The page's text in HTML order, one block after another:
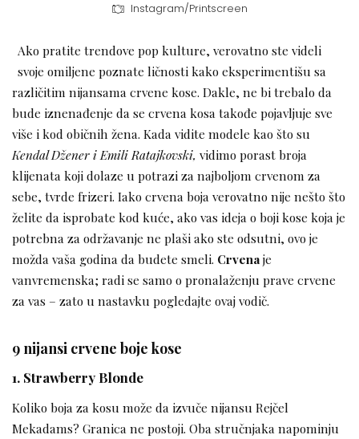
Instagram/Printscreen
Ako pratite trendove pop kulture, verovatno ste videli
svoje omiljene poznate ličnosti kako eksperimentišu sa
različitim nijansama crvene kose. Dakle, ne bi trebalo da
bude iznenađenje da se crvena kosa takođe pojavljuje sve
više i kod običnih žena. Kada vidite modele kao što su
Kendal Džener i Emili Ratajkovski, vidimo porast broja
klijenata koji dolaze u potrazi za najboljom crvenom za
sebe, tvrde frizeri. Iako crvena boja verovatno nije nešto što
želite da isprobate kod kuće, ako vas ideja o boji kose koja je
potrebna za održavanje ne plaši ako ste odsutni, ovo je
možda vaša godina da budete smeli. Crvenaje
vanvremenska; radi se samo o pronalaženju prave crvene
za vas – zato u nastavku pogledajte ovaj vodič.
9 nijansi crvene boje kose
1. Strawberry Blonde
Koliko boja za kosu može da izvuče nijansu Rejčel
Mekadams? Granica ne postoji. Oba stručnjaka napominju